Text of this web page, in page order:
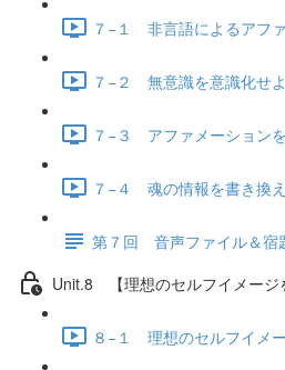
７−１ 非言語によるアフ
７−２ 無意識を意識化せ
７−３ アファメーション
７−４ 魂の情報を書き換
第７回 音声ファイル＆宿
Unit.8 【理想のセルフイメージ
８−１ 理想のセルフイメ